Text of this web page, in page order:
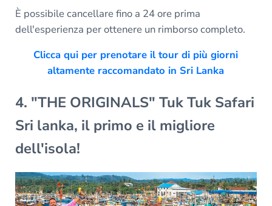
È possibile cancellare fino a 24 ore prima
dell'esperienza per ottenere un rimborso completo.
Clicca qui per prenotare il tour di più giorni
altamente raccomandato in Sri Lanka
4. "THE ORIGINALS" Tuk Tuk Safari
Sri lanka, il primo e il migliore
dell'isola!